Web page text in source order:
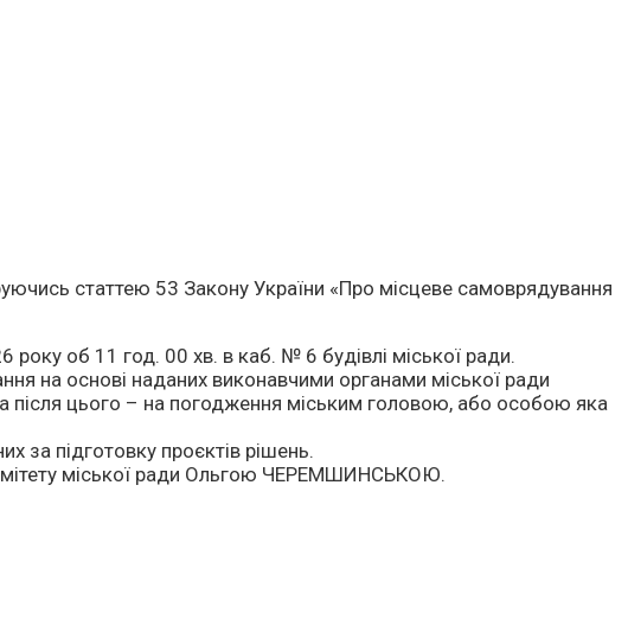
статтею 53 Закону України «Про місцеве самоврядування
року об 11 год. 00 хв. в каб. № 6 будівлі міської ради.
на основі наданих виконавчими органами міської ради
а після цього – на погодження міським головою, або особою яка
за підготовку проєктів рішень.
міської ради Ольгою ЧЕРЕМШИНСЬКОЮ.